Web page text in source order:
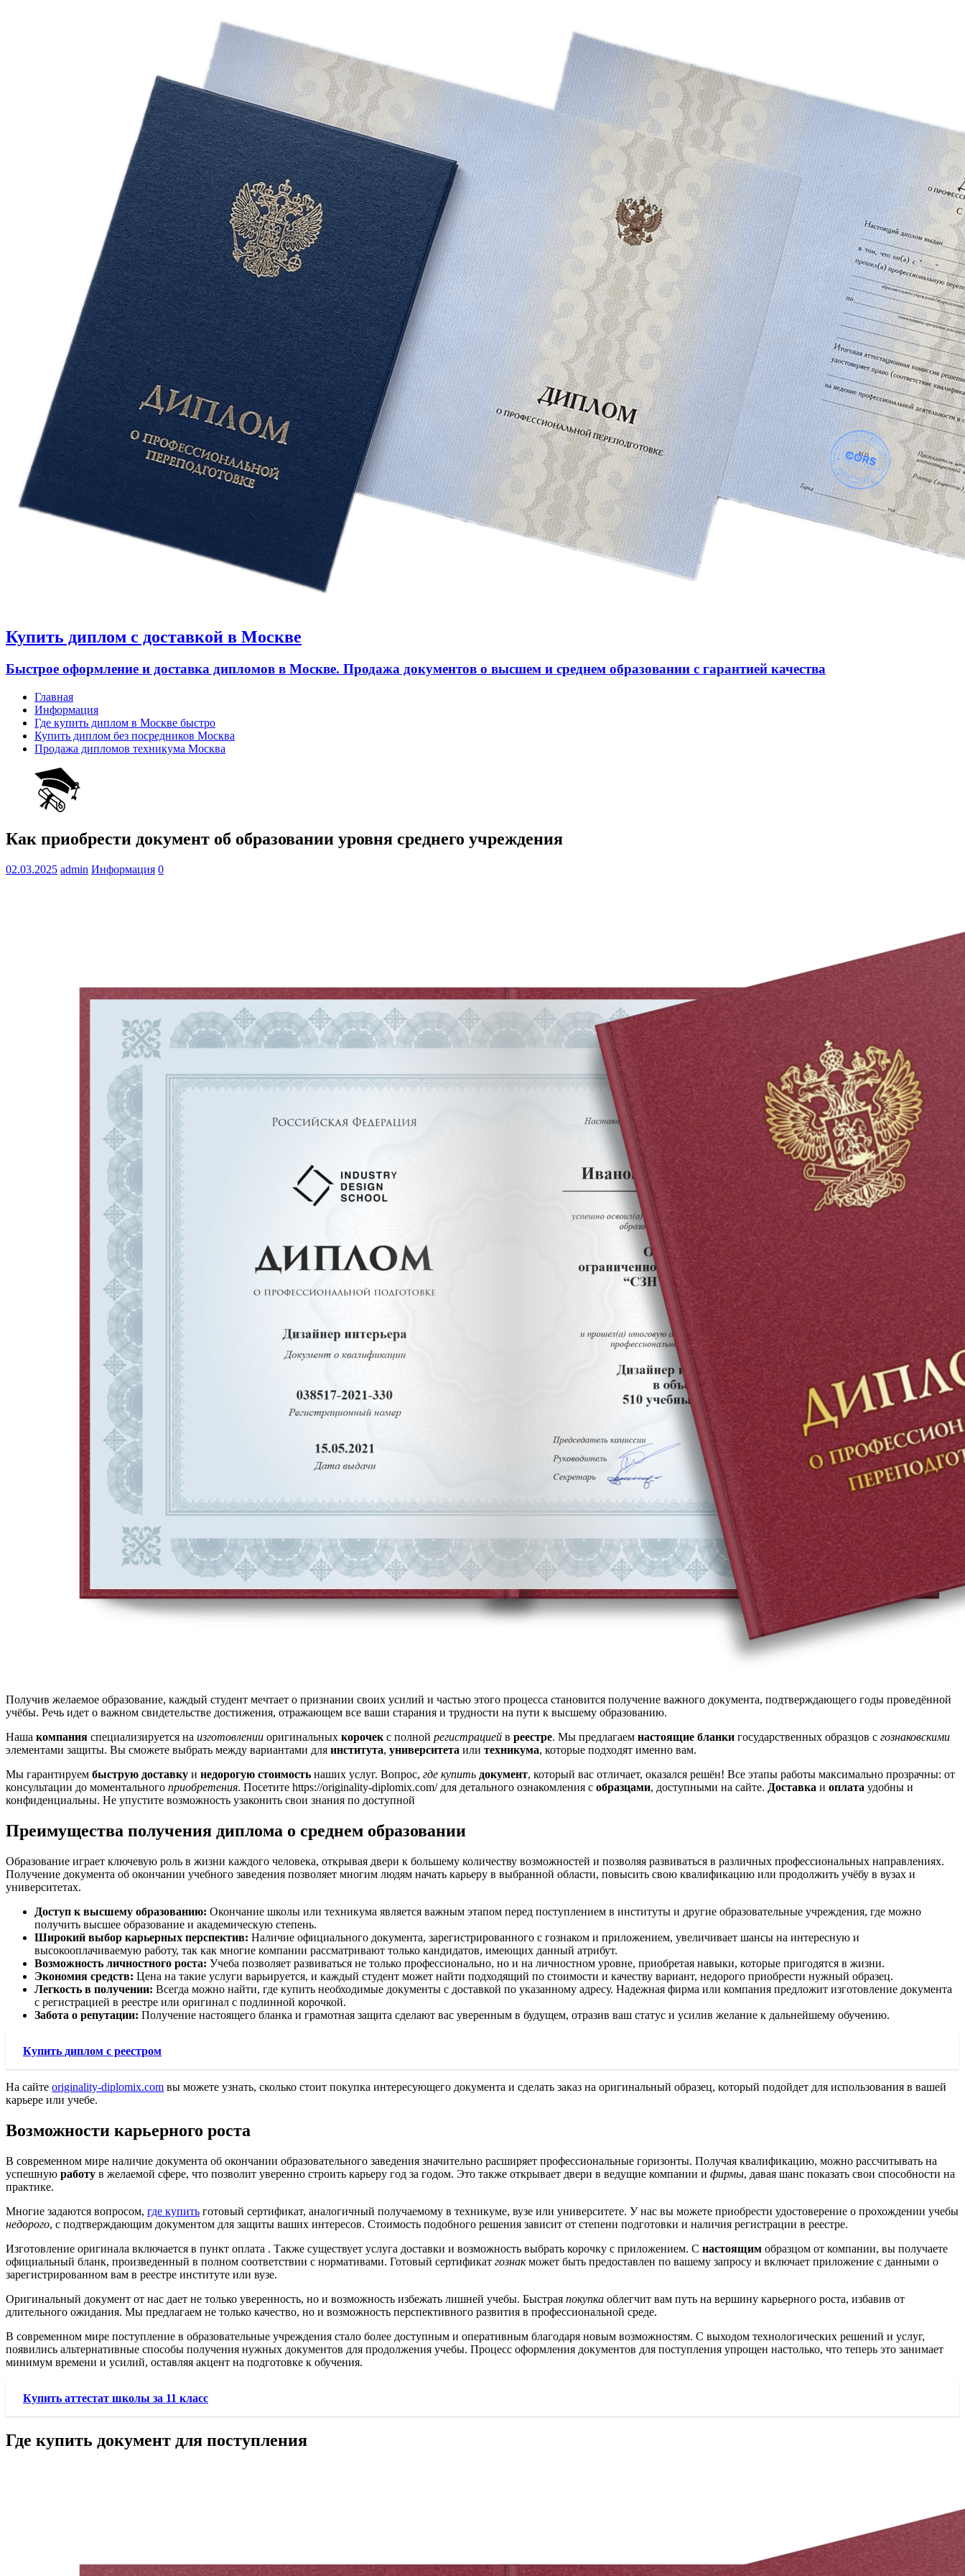
Купить диплом с доставкой в Москве
Быстрое оформление и доставка дипломов в Москве. Продажа документов о высшем и среднем образовании с гарантией качества
Главная
Информация
Где купить диплом в Москве быстро
Купить диплом без посредников Москва
Продажа дипломов техникума Москва
Как приобрести документ об образовании уровня среднего учреждения
02.03.2025 admin Информация 0
Получив желаемое образование, каждый студент мечтает о признании своих усилий и частью этого процесса становится получение важного документа, подтверждающего годы проведённой
учёбы. Речь идет о важном свидетельстве достижения, отражающем все ваши старания и трудности на пути к высшему образованию.
Наша компания специализируется на изготовлении оригинальных корочек с полной регистрацией в реестре. Мы предлагаем настоящие бланки государственных образцов с гознаковскими
элементами защиты. Вы сможете выбрать между вариантами для института, университета или техникума, которые подходят именно вам.
Мы гарантируем быструю доставку и недорогую стоимость наших услуг. Вопрос, где купить документ, который вас отличает, оказался решён! Все этапы работы максимально прозрачны: от
консультации до моментального приобретения. Посетите https://originality-diplomix.com/ для детального ознакомления с образцами, доступными на сайте. Доставка и оплата удобны и
конфиденциальны. Не упустите возможность узаконить свои знания по доступной
Преимущества получения диплома о среднем образовании
Образование играет ключевую роль в жизни каждого человека, открывая двери к большему количеству возможностей и позволяя развиваться в различных профессиональных направлениях.
Получение документа об окончании учебного заведения позволяет многим людям начать карьеру в выбранной области, повысить свою квалификацию или продолжить учёбу в вузах и
университетах.
Доступ к высшему образованию: Окончание школы или техникума является важным этапом перед поступлением в институты и другие образовательные учреждения, где можно
получить высшее образование и академическую степень.
Широкий выбор карьерных перспектив: Наличие официального документа, зарегистрированного с гознаком и приложением, увеличивает шансы на интересную и
высокооплачиваемую работу, так как многие компании рассматривают только кандидатов, имеющих данный атрибут.
Возможность личностного роста: Учеба позволяет развиваться не только профессионально, но и на личностном уровне, приобретая навыки, которые пригодятся в жизни.
Экономия средств: Цена на такие услуги варьируется, и каждый студент может найти подходящий по стоимости и качеству вариант, недорого приобрести нужный образец.
Легкость в получении: Всегда можно найти, где купить необходимые документы с доставкой по указанному адресу. Надежная фирма или компания предложит изготовление документа
с регистрацией в реестре или оригинал с подлинной корочкой.
Забота о репутации: Получение настоящего бланка и грамотная защита сделают вас уверенным в будущем, отразив ваш статус и усилив желание к дальнейшему обучению.
Купить диплом с реестром
На сайте originality-diplomix.com вы можете узнать, сколько стоит покупка интересующего документа и сделать заказ на оригинальный образец, который подойдет для использования в вашей
карьере или учебе.
Возможности карьерного роста
В современном мире наличие документа об окончании образовательного заведения значительно расширяет профессиональные горизонты. Получая квалификацию, можно рассчитывать на
успешную работу в желаемой сфере, что позволит уверенно строить карьеру год за годом. Это также открывает двери в ведущие компании и фирмы, давая шанс показать свои способности на
практике.
Многие задаются вопросом, где купить готовый сертификат, аналогичный получаемому в техникуме, вузе или университете. У нас вы можете приобрести удостоверение о прохождении учебы
недорого, с подтверждающим документом для защиты ваших интересов. Стоимость подобного решения зависит от степени подготовки и наличия регистрации в реестре.
Изготовление оригинала включается в пункт оплата . Также существует услуга доставки и возможность выбрать корочку с приложением. С настоящим образцом от компании, вы получаете
официальный бланк, произведенный в полном соответствии с нормативами. Готовый сертификат гознакможет быть предоставлен по вашему запросу и включает приложение с данными о
зарегистрированном вам в реестре институте или вузе.
Оригинальный документ от нас дает не только уверенность, но и возможность избежать лишней учебы. Быстрая покупка облегчит вам путь на вершину карьерного роста, избавив от
длительного ожидания. Мы предлагаем не только качество, но и возможность перспективного развития в профессиональной среде.
В современном мире поступление в образовательные учреждения стало более доступным и оперативным благодаря новым возможностям. С выходом технологических решений и услуг,
появились альтернативные способы получения нужных документов для продолжения учебы. Процесс оформления документов для поступления упрощен настолько, что теперь это занимает
минимум времени и усилий, оставляя акцент на подготовке к обучения.
Купить аттестат школы за 11 класс
Где купить документ для поступления